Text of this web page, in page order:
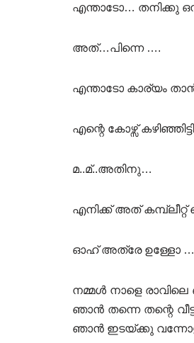
എന്താടോ… തനിക്കു
അത്…പിന്നെ ….
എന്താടോ കാര്യം
എന്റെ കോഴ്സ്
മ..മ്..അതിനു…
എനിക്ക് അത്
ഓഹ് അത്രേ ഉള്ളോ …
നമ്മൾ നാളെ
ഞാൻ തന്നെ തന്റെ
ഞാൻ ഇടയ്ക്കു